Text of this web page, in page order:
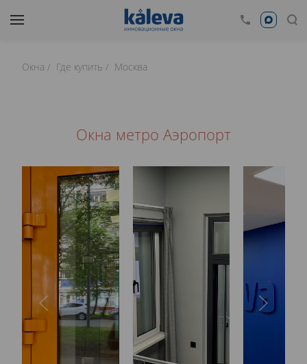
Окна Где купить Москва
Окна метро Аэропорт